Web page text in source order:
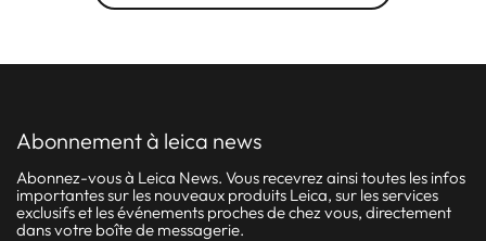
abonnement à leica news
Abonnez-vous à Leica News. Vous recevrez ainsi toutes les infos
importantes sur les nouveaux produits Leica, sur les services
exclusifs et les événements proches de chez vous, directement
dans votre boîte de messagerie.